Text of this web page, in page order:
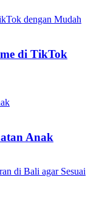
di TikTok
Anak